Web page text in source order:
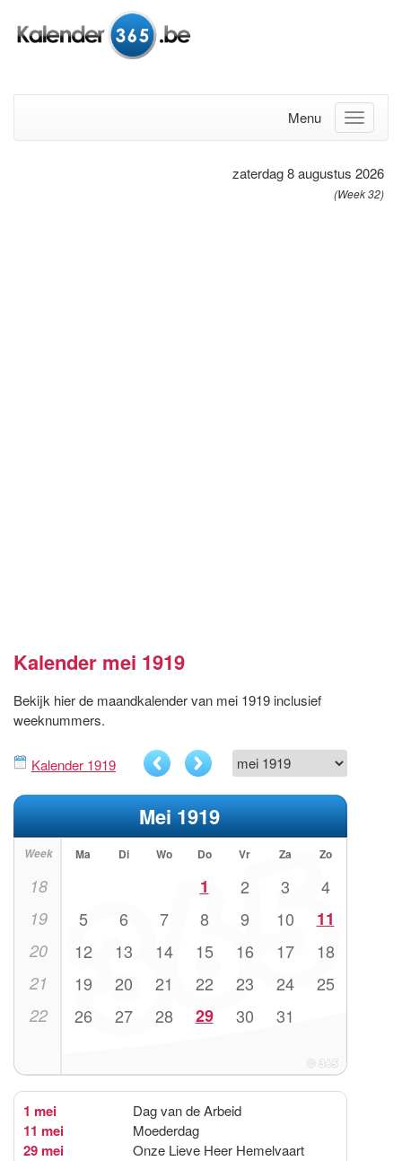
Menu
zaterdag 8 augustus 2026
(Week 32)
Kalender mei 1919
Bekijk hier de maandkalender van mei 1919 inclusief
weeknummers.
Kalender 1919
Mei 1919
Week Ma Di Wo Do Vr Za Zo
18 1 2 3 4
19 5 6 7 8 9 10 11
20 12 13 14 15 16 17 18
21 19 20 21 22 23 24 25
22 26 27 28 29 30 31
1 mei Dag van de Arbeid
11 mei Moederdag
29 mei Onze Lieve Heer Hemelvaart